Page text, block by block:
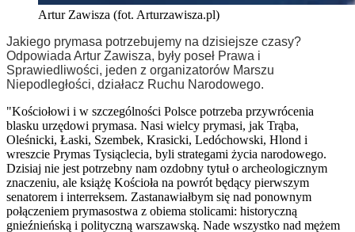
Artur Zawisza (fot. Arturzawisza.pl)
Jakiego prymasa potrzebujemy na dzisiejsze czasy?
Odpowiada Artur Zawisza, były poseł Prawa i
Sprawiedliwości, jeden z organizatorów Marszu
Niepodległości, działacz Ruchu Narodowego.
"Kościołowi i w szczególności Polsce potrzeba przywrócenia
blasku urzędowi prymasa. Nasi wielcy prymasi, jak Trąba,
Oleśnicki, Łaski, Szembek, Krasicki, Ledóchowski, Hlond i
wreszcie Prymas Tysiąclecia, byli strategami życia narodowego.
Dzisiaj nie jest potrzebny nam ozdobny tytuł o archeologicznym
znaczeniu, ale książę Kościoła na powrót będący pierwszym
senatorem i interreksem. Zastanawiałbym się nad ponownym
połączeniem prymasostwa z obiema stolicami: historyczną
gnieźnieńską i polityczną warszawską. Nade wszystko nad mężem